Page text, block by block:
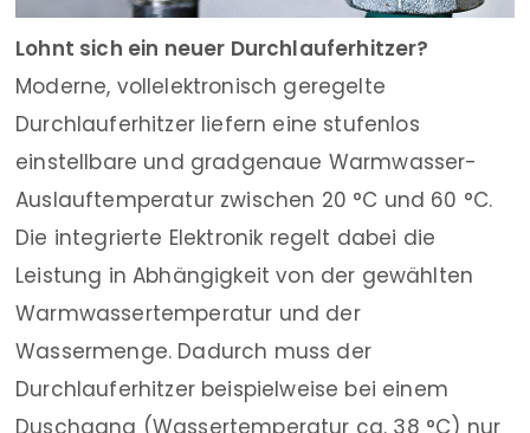
Lohnt sich ein neuer Durchlauferhitzer?
Moderne, vollelektronisch geregelte
Durchlauferhitzer liefern eine stufenlos
einstellbare und gradgenaue Warmwasser-
Auslauftemperatur zwischen 20 °C und 60 °C.
Die integrierte Elektronik regelt dabei die
Leistung in Abhängigkeit von der gewählten
Warmwassertemperatur und der
Wassermenge. Dadurch muss der
Durchlauferhitzer beispielweise bei einem
Duschgang (Wassertemperatur ca. 38 °C) nur